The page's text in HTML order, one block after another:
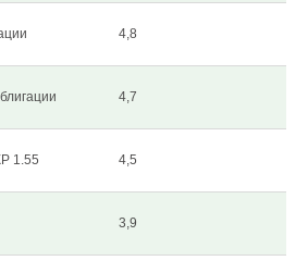
4,8
4,7
1.55 4,5
3,9